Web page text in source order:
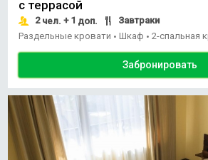
с террасой
2чел. + 1 доп.
Завтраки
Раздельные кровати • Шкаф • 2-спальная
Забронировать